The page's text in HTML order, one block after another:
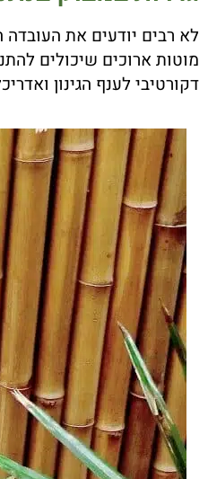
לא רבים יודעים את העובדה
מוטות ארוכים שיכולים
דקורטיבי לענף הגינון